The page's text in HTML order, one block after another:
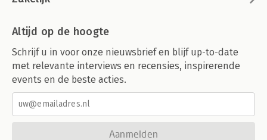
Altijd op de hoogte
Schrijf u in voor onze nieuwsbrief en blijf up-to-date
met relevante interviews en recensies, inspirerende
events en de beste acties.
Aanmelden